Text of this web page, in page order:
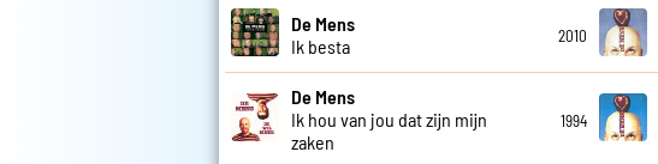
De Mens
Ik besta
2010
De Mens
Ik hou van jou dat zijn mijn
zaken
1994